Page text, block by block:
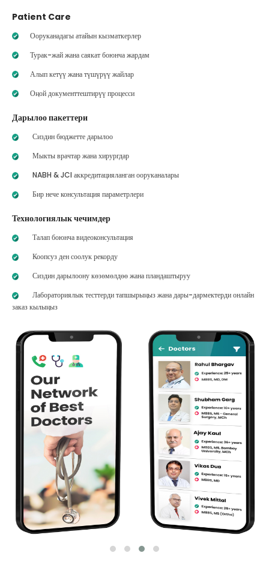
Patient Care
Ооруканадагы атайын кызматкерлер
Турак-жай жана саякат боюнча жардам
Алып кетүү жана түшүрүү жайлар
Оңой документтештирүү процесси
Дарылоо пакеттери
Сиздин бюджетте дарылоо
Мыкты врачтар жана хирургдар
NABH & JCI аккредитацияланган ооруканалары
Бир нече консультация параметрлери
Технологиялык чечимдер
Талап боюнча видеоконсультация
Коопсуз ден соолук рекорду
Сиздин дарылоону көзөмөлдөө жана пландаштыруу
Лабораториялык тесттерди тапшырыңыз жана дары-дармектерди онлайн
заказ кылыңыз